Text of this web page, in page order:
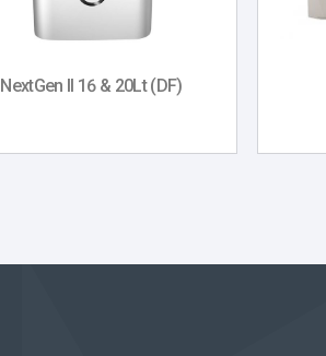
NextGen II 16 & 20Lt (DF)